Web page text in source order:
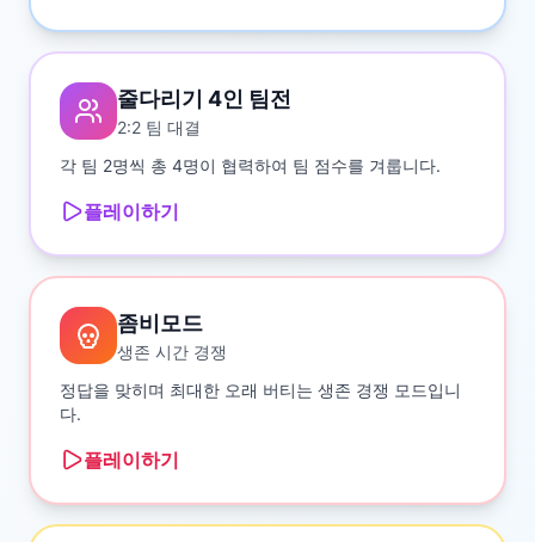
줄다리기 4인 팀전
2:2 팀 대결
각 팀 2명씩 총 4명이 협력하여 팀 점수를 겨룹니다.
플레이하기
좀비모드
생존 시간 경쟁
정답을 맞히며 최대한 오래 버티는 생존 경쟁 모드입니
다.
플레이하기